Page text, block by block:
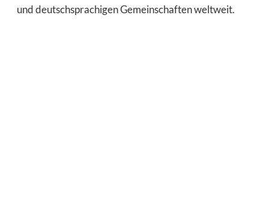
und deutschsprachigen Gemeinschaften weltweit.